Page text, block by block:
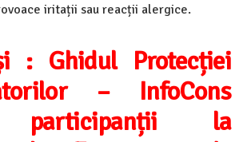
iritații sau reacții alergice.
: Ghidul Protecției
– InfoCons
participanții la